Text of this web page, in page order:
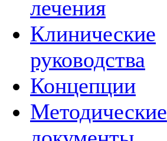
лечения
Клинические
руководства
Концепции
Методические